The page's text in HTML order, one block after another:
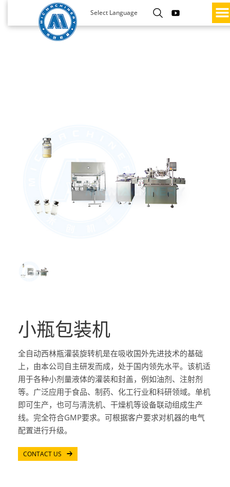
Select Language
小瓶包装机
全自动西林瓶灌装旋转机是在吸收国外先进技术的基础
上，由本公司自主研发而成，处于国内领先水平。该机适
用于各种小剂量液体的灌装和封盖，例如油剂、注射剂
等。广泛应用于食品、制药、化工行业和科研领域。单机
即可生产，也可与清洗机、干燥机等设备联动组成生产
线。完全符合GMP要求。可根据客户要求对机器的电气
配置进行升级。
CONTACT US